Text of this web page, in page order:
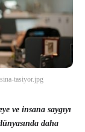
tasiyor.jpg
ve insana saygıyı
daha